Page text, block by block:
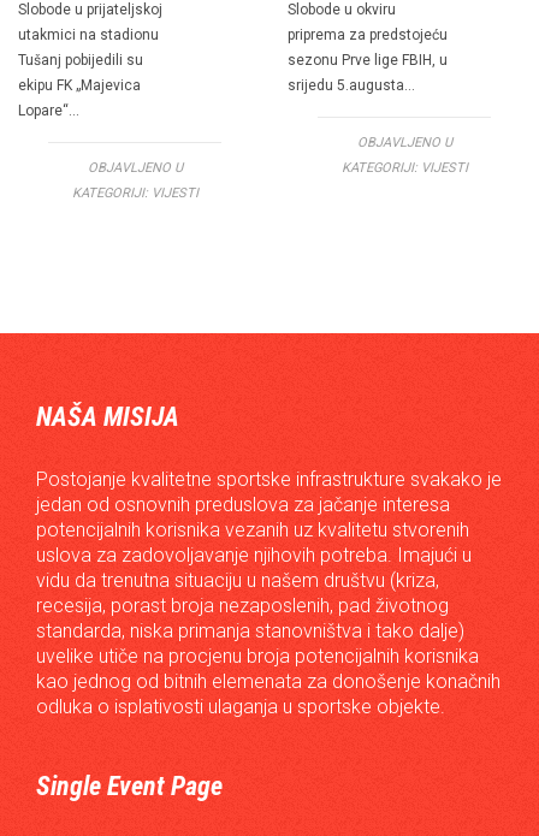
Slobode u prijateljskoj
utakmici na stadionu
Tušanj pobijedili su
ekipu FK „Majevica
Lopare“…
OBJAVLJENO U
KATEGORIJI: VIJESTI
Slobode u okviru
priprema za predstojeću
sezonu Prve lige FBIH, u
srijedu 5.augusta…
OBJAVLJENO U
KATEGORIJI: VIJESTI
NAŠA MISIJA
Postojanje kvalitetne sportske infrastrukture svakako je
jedan od osnovnih preduslova za jačanje interesa
potencijalnih korisnika vezanih uz kvalitetu stvorenih
uslova za zadovoljavanje njihovih potreba. Imajući u
vidu da trenutna situaciju u našem društvu (kriza,
recesija, porast broja nezaposlenih, pad životnog
standarda, niska primanja stanovništva i tako dalje)
uvelike utiče na procjenu broja potencijalnih korisnika
kao jednog od bitnih elemenata za donošenje konačnih
odluka o isplativosti ulaganja u sportske objekte.
Single Event Page